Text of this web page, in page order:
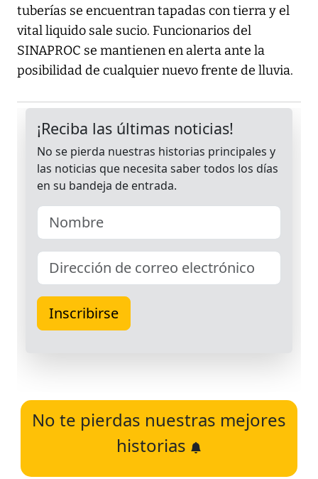
tuberías se encuentran tapadas con tierra y el
vital liquido sale sucio. Funcionarios del
SINAPROC se mantienen en alerta ante la
posibilidad de cualquier nuevo frente de lluvia.
No te pierdas nuestras mejores
historias